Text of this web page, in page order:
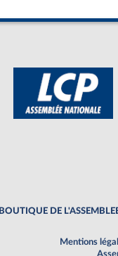
BOUTIQUE DE
Mentions